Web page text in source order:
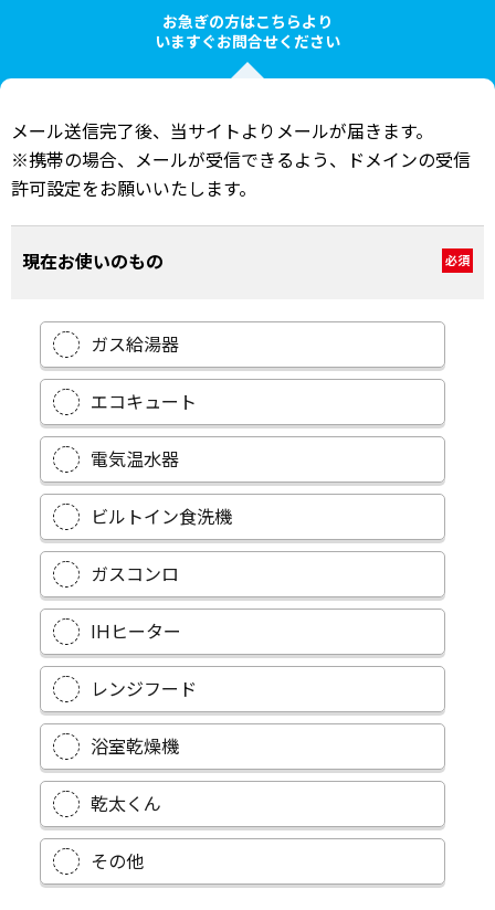
お急ぎの方はこちらより
いますぐお問合せください
メール送信完了後、当サイトよりメールが届きます。
※携帯の場合、メールが受信できるよう、ドメインの受信
許可設定をお願いいたします。
現在お使いのもの 必須
ガス給湯器
エコキュート
電気温水器
ビルトイン食洗機
ガスコンロ
IHヒーター
レンジフード
浴室乾燥機
乾太くん
その他